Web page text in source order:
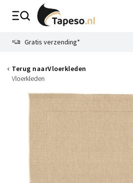
Gratis verzending*
Terug naarVloerkleden
Vloerkleden